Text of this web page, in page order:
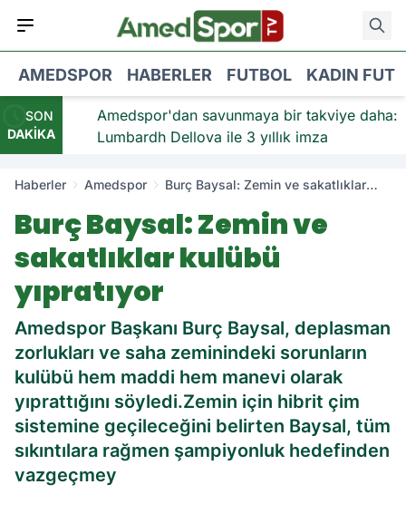
AMEDSPOR HABERLER FUTBOL KADIN
SON
DAKİKA
Amedspor'dan savunmaya bir takviye daha:
Lumbardh Dellova ile 3 yıllık imza
Haberler Amedspor
Burç Baysal: Zemin ve sakatlıklar
Burç Baysal: Zemin ve
sakatlıklar kulübü
yıpratıyor
Amedspor Başkanı Burç Baysal, deplasman
zorlukları ve saha zeminindeki sorunların
kulübü hem maddi hem manevi olarak
yıprattığını söyledi.Zemin için hibrit çim
sistemine geçileceğini belirten Baysal, tüm
sıkıntılara rağmen şampiyonluk hedefinden
vazgeçmey